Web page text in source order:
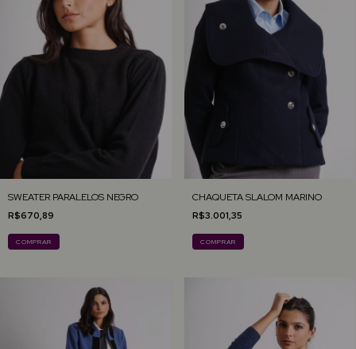
SWEATER PARALELOS NEGRO
R$670,89
COMPRAR
CHAQUETA SLALOM MARINO
R$3.001,35
COMPRAR